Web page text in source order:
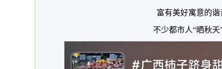
富有美好寓意的
不少都市人“晒秋